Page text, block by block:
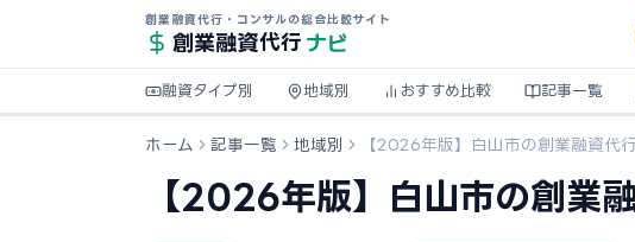
創業融資代行・コンサルの総合比較サイト
創業融資代行 ナビ
融資タイプ別 地域別 おすすめ比較 記事一覧
ホーム 記事一覧 地域別 【2026年版】白山市の創業融資代
【2026年版】白山市の創業